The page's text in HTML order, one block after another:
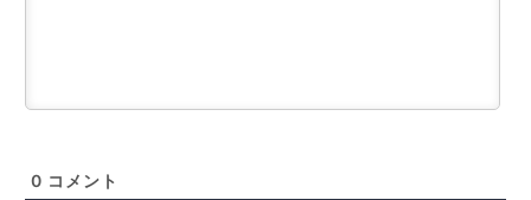
0 コメント